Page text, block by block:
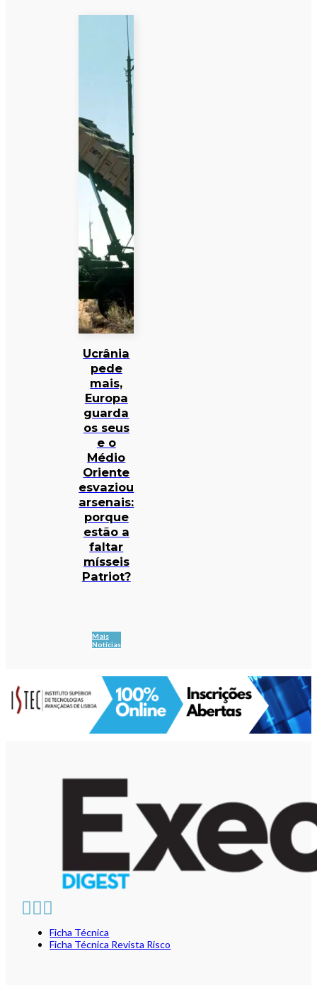
Ucrânia
pede
mais,
Europa
guarda
os seus
e o
Médio
Oriente
esvaziou
arsenais:
porque
estão a
faltar
mísseis
Patriot?
Mais
Notícias
Ficha Técnica
Ficha Técnica Revista Risco